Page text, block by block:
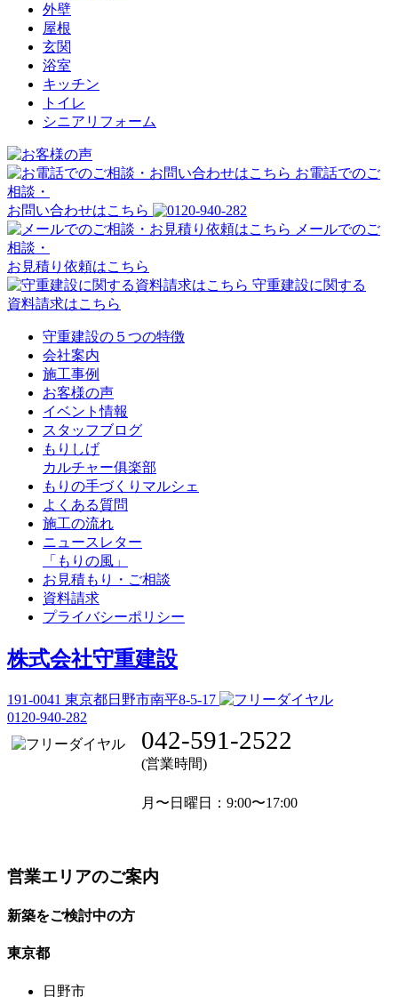
外壁
屋根
玄関
浴室
キッチン
トイレ
シニアリフォーム
お電話でのご
相談・
お問い合わせはこちら
メールでのご
相談・
お見積り依頼はこちら
守重建設に関する
資料請求はこちら
守重建設の５つの特徴
会社案内
施工事例
お客様の声
イベント情報
スタッフブログ
もりしげ
カルチャー俱楽部
もりの手づくりマルシェ
よくある質問
施工の流れ
ニュースレター
「もりの風」
お見積もり・ご相談
資料請求
プライバシーポリシー
株式会社守重建設
191-0041 東京都日野市南平8-5-17
0120-940-282
042-591-2522
(営業時間)
月〜日曜日 ：9:00〜17:00
営業エリアのご案内
新築をご検討中の方
東京都
日野市